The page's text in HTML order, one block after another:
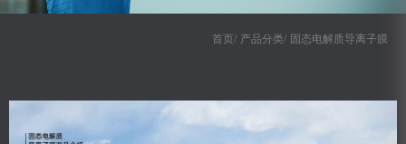
首页/ 产品分类/ 固态电解质导离子膜